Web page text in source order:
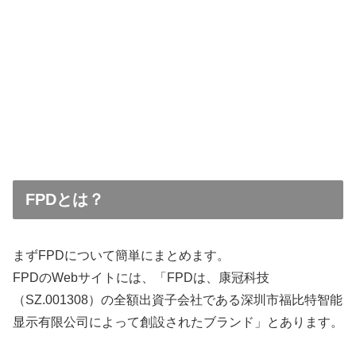
FPDとは？
まずFPDについて簡単にまとめます。
FPDのWebサイトには、「FPDは、康冠科技
（SZ.001308）の全額出資子会社である深圳市福比特智能
显示有限公司によって創設されたブランド」とあります。